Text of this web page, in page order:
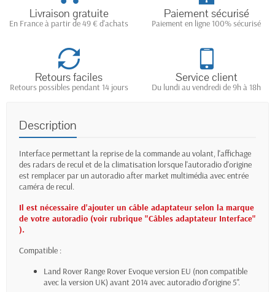
Livraison gratuite
En France à partir de 49 € d'achats
Paiement sécurisé
Paiement en ligne 100% sécurisé
Retours faciles
Retours possibles pendant 14 jours
Service client
Du lundi au vendredi de 9h à 18h
Description
Interface permettant la reprise de la commande au volant, l'affichage
des radars de recul et de la climatisation lorsque l'autoradio d'origine
est remplacer par un autoradio after market multimédia avec entrée
caméra de recul.
Il est nécessaire d'ajouter un câble adaptateur selon la marque
de votre autoradio (voir rubrique "Câbles adaptateur Interface"
).
Compatible :
Land Rover Range Rover Evoque version EU (non compatible
avec la version UK) avant 2014 avec autoradio d'origine 5".